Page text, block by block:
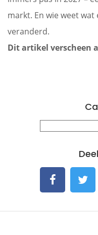
markt. En wie weet
veranderd.
Dit artikel verscheen